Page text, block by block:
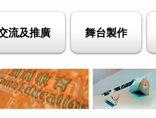
流及推廣 舞台製作